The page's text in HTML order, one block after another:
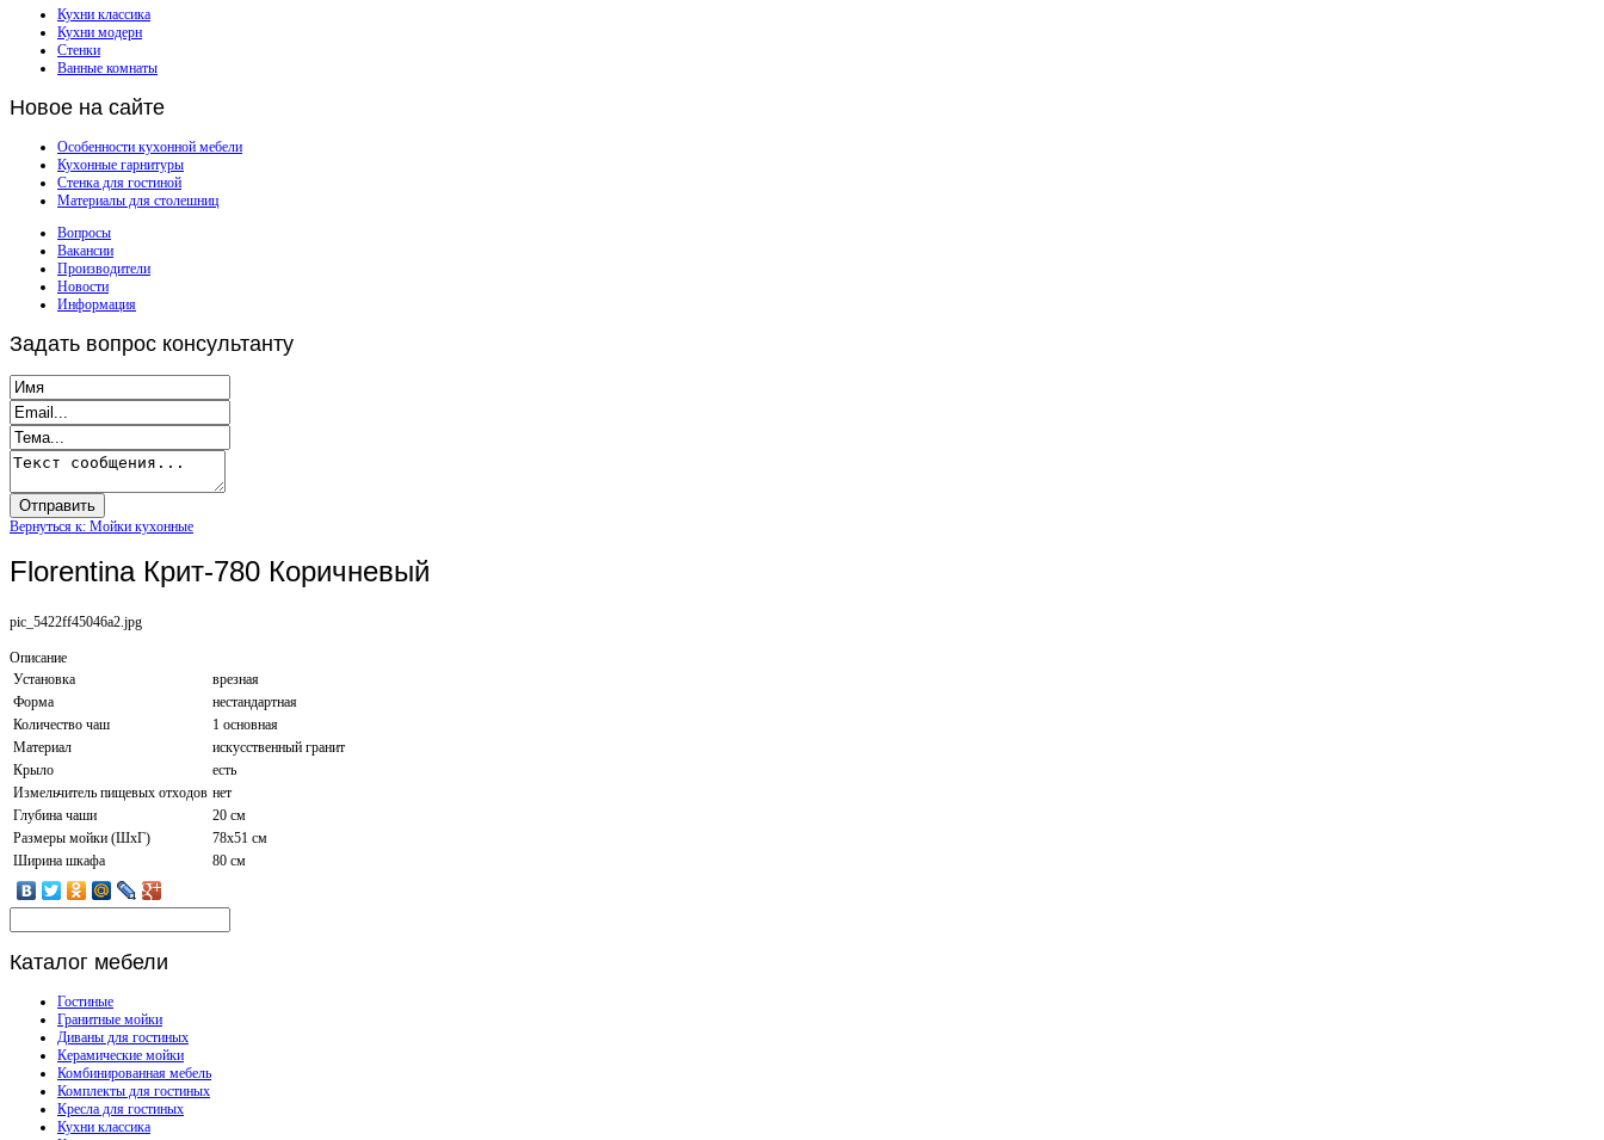
Кухни классика
Кухни модерн
Стенки
Ванные комнаты
Новое на сайте
Особенности кухонной мебели
Кухонные гарнитуры
Стенка для гостиной
Материалы для столешниц
Вопросы
Вакансии
Производители
Новости
Информация
Задать вопрос консультанту
Вернуться к: Мойки кухонные
Florentina Крит-780 Коричневый
pic_5422ff45046a2.jpg
Описание
Установка
врезная
Форма
нестандартная
Количество чаш
1 основная
Материал
искусственный гранит
Крыло
есть
Измельчитель пищевых отходов нет
Глубина чаши
20 см
Размеры мойки (ШхГ)
78х51 см
Ширина шкафа
80 см
Каталог мебели
Гостиные
Гранитные мойки
Диваны для гостиных
Керамические мойки
Комбинированная мебель
Комплекты для гостиных
Кресла для гостиных
Кухни классика